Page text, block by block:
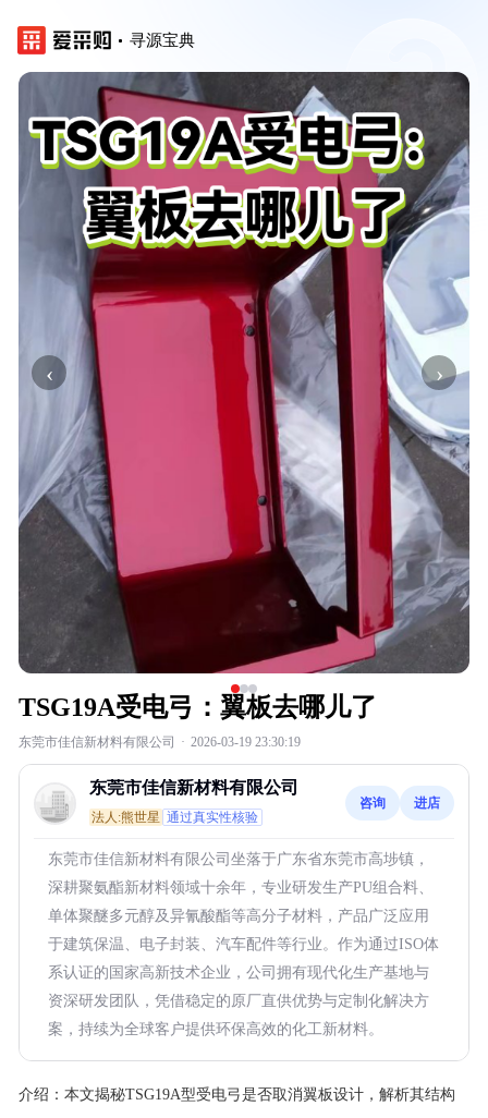
寻源宝典
‹ ›
TSG19A受电弓：翼板去哪儿了
东莞市佳信新材料有限公司 · 2026-03-19 23:30:19
东莞市佳信新材料有限公司
法人:熊世星 通过真实性核验
咨询 进店
东莞市佳信新材料有限公司坐落于广东省东莞市高埗镇，
深耕聚氨酯新材料领域十余年，专业研发生产PU组合料、
单体聚醚多元醇及异氰酸酯等高分子材料，产品广泛应用
于建筑保温、电子封装、汽车配件等行业。作为通过ISO体
系认证的国家高新技术企业，公司拥有现代化生产基地与
资深研发团队，凭借稳定的原厂直供优势与定制化解决方
案，持续为全球客户提供环保高效的化工新材料。
介绍： 本文揭秘TSG19A型受电弓是否取消翼板设计，解析其结构